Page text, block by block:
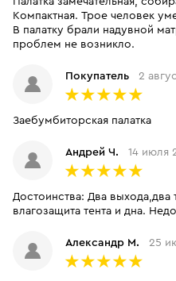
Компактная. Трое человек
В палатку брали надувной
проблем не возникло.
Покупатель 2
Заебумбиторская палатка
Андрей Ч. 14 июля
Достоинства: Два выхода,два
влагозащита тента и дна.
Александр М. 25